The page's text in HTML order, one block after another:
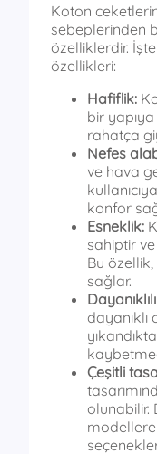
Koton
sebeplerinden
özelliklerdir.
özellikleri:
Hafiflik:
bir
rahatça
Nefes
ve hava
konfor
Esneklik:
sahiptir ve
Bu
sağlar.
dayanıklı
Çeşitli
olunabilir.